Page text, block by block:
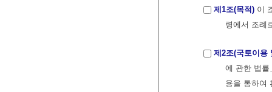
제1조(목적) 이
령에서 조례
제2조(국토이용
에 관한 법률
용을 통하여